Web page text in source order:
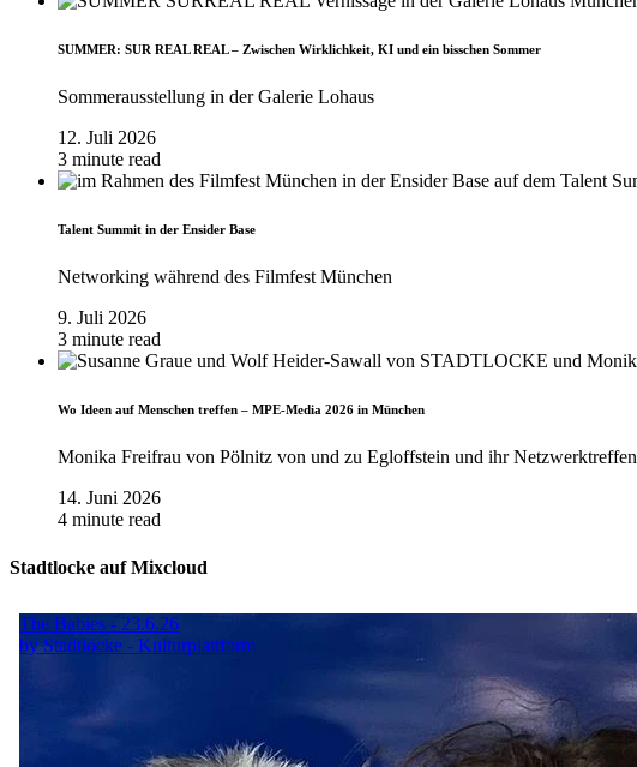
SUMMER: SUR REAL REAL – Zwischen Wirklichkeit, KI und ein bisschen Sommer
Sommerausstellung in der Galerie Lohaus
12. Juli 2026
3 minute read
Talent Summit in der Ensider Base
Networking während des Filmfest München
9. Juli 2026
3 minute read
Wo Ideen auf Menschen treffen – MPE-Media 2026 in München
Monika Freifrau von Pölnitz von und zu Egloffstein und ihr Netzwerktreffen
14. Juni 2026
4 minute read
Stadtlocke auf Mixcloud